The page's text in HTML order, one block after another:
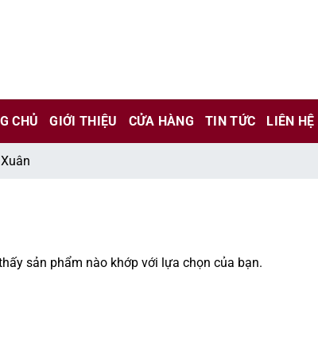
kênh giới thiệu thông tin các sản phẩm từ những
mang thai.
CHỦ GIỚI THIỆU CỬA HÀNG TIN TỨC LIÊN HỆ
sản phẩm nào khớp với lựa chọn của bạn.